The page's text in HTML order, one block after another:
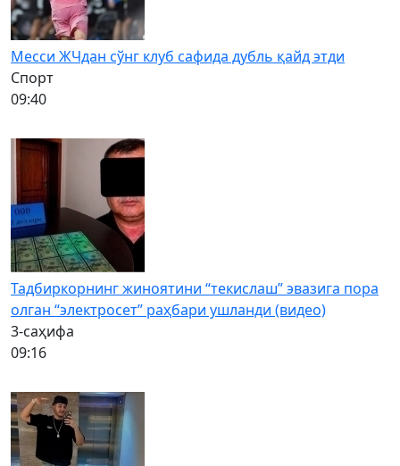
Месси ЖЧдан сўнг клуб сафида дубль қайд этди
Спорт
09:40
Тадбиркорнинг жиноятини “текислаш” эвазига пора
олган “электросет” раҳбари ушланди (видео)
3-саҳифа
09:16